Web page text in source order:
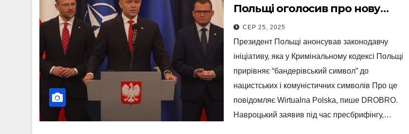
Польщі оголосив про нову
законодавчу ініціативу (Відео)
СЕР 25, 2025
Президент Польщі анонсував законодавчу
ініціативу, яка у Кримінальному кодексі Польщі
прирівняє “бандерівський символ” до
нацистських і комуністичних символів Про це
повідомляє Wirtualna Polska, пише DROBRO.
Навроцький заявив під час пресбрифінгу,…